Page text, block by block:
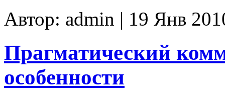
Автор: admin | 19 Янв
Прагматический
особенности